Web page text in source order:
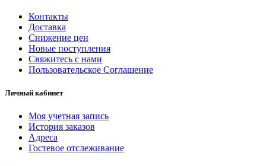
Контакты
Доставка
Снижение цен
Новые поступления
Свяжитесь с нами
Пользовательское Соглашение
Личный кабинет
Моя учетная запись
История заказов
Адреса
Гостевое отслеживание